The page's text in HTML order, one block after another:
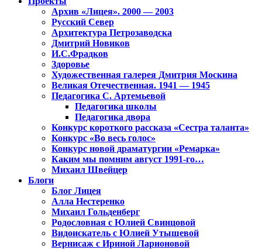
Архив «Лицея». 2000 — 2003
Русский Север
Архитектура Петрозаводска
Дмитрий Новиков
И.С.Фрадков
Здоровье
Художественная галерея Дмитрия Москина
Великая Отечественная. 1941 — 1945
Педагогика С. Артемьевой
Педагогика школы
Педагогика двора
Конкурс короткого рассказа «Сестра таланта»
Конкурс «Во весь голос»
Конкурс новой драматургии «Ремарка»
Каким мы помним август 1991-го…
Михаил Швейцер
Блоги
Блог Лицея
Алла Нестеренко
Михаил Гольденберг
Родословная с Юлией Свинцовой
Видоискатель с Юлией Утышевой
Вернисаж с Ириной Ларионовой